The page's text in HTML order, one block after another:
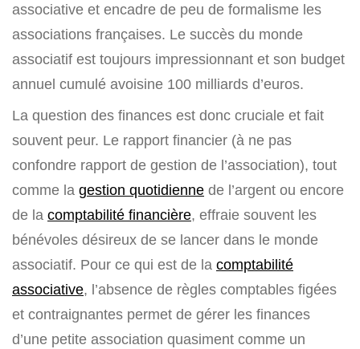
associative et encadre de peu de formalisme les
associations françaises. Le succès du monde
associatif est toujours impressionnant et son budget
annuel cumulé avoisine 100 milliards d’euros.
La question des finances est donc cruciale et fait
souvent peur. Le rapport financier (à ne pas
confondre rapport de gestion de l’association), tout
comme la gestion quotidienne de l’argent ou encore
de la comptabilité financière, effraie souvent les
bénévoles désireux de se lancer dans le monde
associatif. Pour ce qui est de la comptabilité
associative, l’absence de règles comptables figées
et contraignantes permet de gérer les finances
d’une petite association quasiment comme un